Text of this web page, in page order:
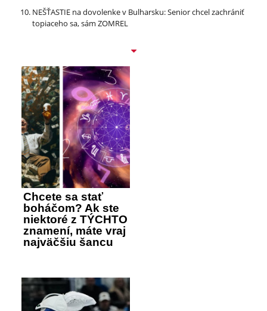
NEŠŤASTIE na dovolenke v Bulharsku: Senior chcel zachrániť
topiaceho sa, sám ZOMREL
Chcete sa stať
boháčom? Ak ste
niektoré z TÝCHTO
znamení, máte vraj
najväčšiu šancu